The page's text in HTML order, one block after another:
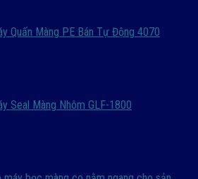
Quấn Màng PE Bán Tự Động 4070
Seal Màng Nhôm GLF-1800